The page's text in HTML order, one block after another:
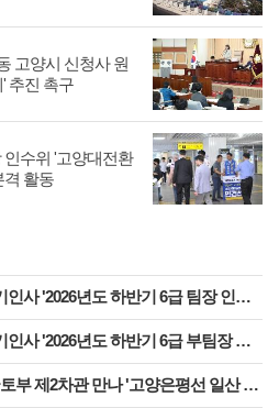
고양시 신청사 원
추진 촉구
수위 '고양대전환
격 활동
'2026년도 하반기 6급 팀장 인사발령 사항'
년도 하반기 6급 부팀장 이하 인사발령 사항'
차관 만나 '고양은평선 일산 연장 반영' 등 요청